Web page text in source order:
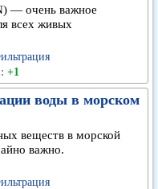
— очень важное
всех живых
+1
воды в морском
веществ в морской
важно.